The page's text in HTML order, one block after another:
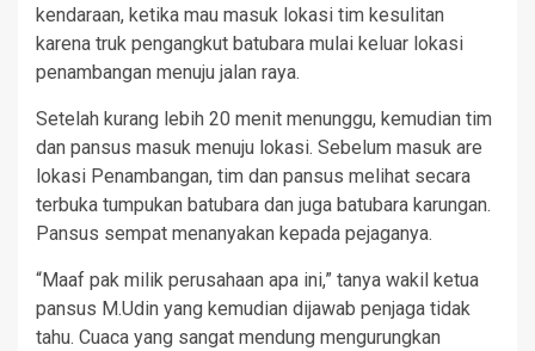
kendaraan, ketika mau masuk lokasi tim kesulitan
karena truk pengangkut batubara mulai keluar lokasi
penambangan menuju jalan raya.
Setelah kurang lebih 20 menit menunggu, kemudian tim
dan pansus masuk menuju lokasi. Sebelum masuk are
lokasi Penambangan, tim dan pansus melihat secara
terbuka tumpukan batubara dan juga batubara karungan.
Pansus sempat menanyakan kepada pejaganya.
“Maaf pak milik perusahaan apa ini,” tanya wakil ketua
pansus M.Udin yang kemudian dijawab penjaga tidak
tahu. Cuaca yang sangat mendung mengurungkan